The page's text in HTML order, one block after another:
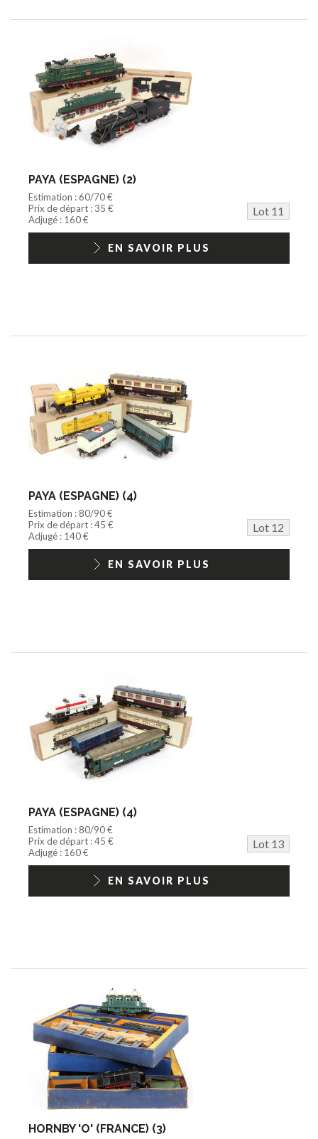
PAYA (ESPAGNE) (2)
Estimation : 60/70 €
Prix de départ : 35 €
Lot 11
Adjugé : 160 €
EN SAVOIR PLUS
PAYA (ESPAGNE) (4)
Estimation : 80/90 €
Prix de départ : 45 €
Lot 12
Adjugé : 140 €
EN SAVOIR PLUS
PAYA (ESPAGNE) (4)
Estimation : 80/90 €
Prix de départ : 45 €
Lot 13
Adjugé : 160 €
EN SAVOIR PLUS
HORNBY 'O' (FRANCE) (3)